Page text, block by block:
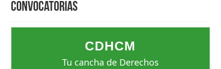
Convocatorias
CDHCM
Tu cancha de Derechos